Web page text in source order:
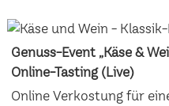
Genuss-Event „Käse &
Online-Tasting (Live)
Online Verkostung für